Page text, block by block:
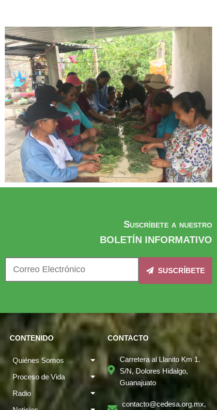
Suscríbete a nuestro
BOLETÍN INFORMATIVO
SUSCRÍBETE
CONTENIDO
Quiénes Somos
Proceso de Vida
Radio
CONTACTO
Carretera al Llanito Km 1.
S/N, Dolores Hidalgo,
Guanajuato
contacto@cedesa.org.mx,